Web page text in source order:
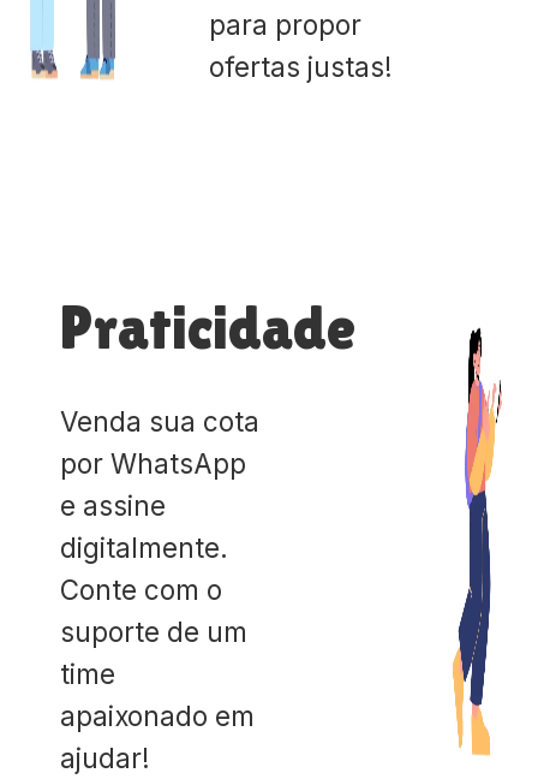
para propor
ofertas justas!
Praticidade
Venda sua cota
por WhatsApp
e assine
digitalmente.
Conte com o
suporte de um
time
apaixonado em
ajudar!